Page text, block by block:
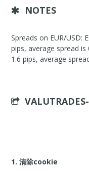
NOTES
Spreads on EUR/USD:
pips, average spread
1.6 pips, average
1. 清除cookie